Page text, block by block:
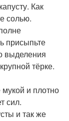
Как
солью.
присыпьте
выделения
тёрке.
и плотно
сил.
и так же